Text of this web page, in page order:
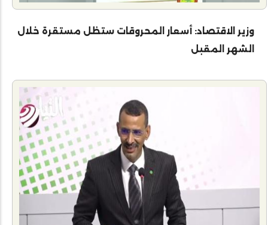
وزير الاقتصاد: أسعار المحروقات ستظل مستقرة خلال
الشهر المقبل